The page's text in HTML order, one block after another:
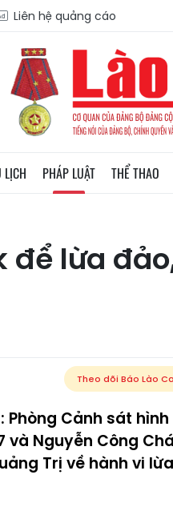
Liên hệ quảng cáo
LỊCH PHÁP LUẬT THỂ THAO
để lừa
Theo dõi Báo Lào
Phòng Cảnh sát
Nguyễn Công
Trị về hành vi